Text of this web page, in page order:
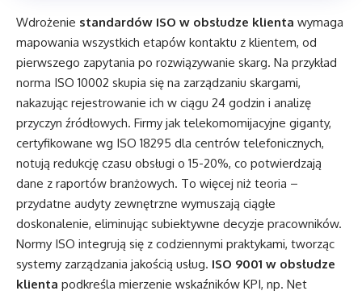
Wdrożenie standardów ISO w obsłudze klienta wymaga
mapowania wszystkich etapów kontaktu z klientem, od
pierwszego zapytania po rozwiązywanie skarg. Na przykład
norma ISO 10002 skupia się na zarządzaniu skargami,
nakazując rejestrowanie ich w ciągu 24 godzin i analizę
przyczyn źródłowych. Firmy jak telekomomijacyjne giganty,
certyfikowane wg ISO 18295 dla centrów telefonicznych,
notują redukcję czasu obsługi o 15-20%, co potwierdzają
dane z raportów branżowych. To więcej niż teoria –
przydatne audyty zewnętrzne wymuszają ciągłe
doskonalenie, eliminując subiektywne decyzje pracowników.
Normy ISO integrują się z codziennymi praktykami, tworząc
systemy zarządzania jakością usług. ISO 9001 w obsłudze
klienta podkreśla mierzenie wskaźników KPI, np. Net